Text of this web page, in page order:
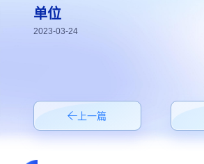
单位
2023-03-24
上一篇